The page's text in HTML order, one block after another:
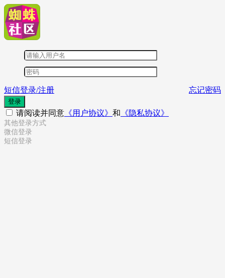
短信登录/注册 忘记密码
登录
请阅读并同意 《用户协议》 和 《隐私协议》
其他登录方式
微信登录
短信登录